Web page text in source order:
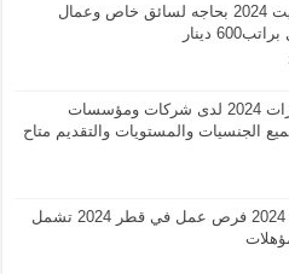
وظائف في الكويت 2024 بحاجه لسائق خاص وعمال
دينار
وظائف في الامارات 2024 لدى شركات ومؤسسات
الجنسيات والمستويات والتقديم متاح
وظائف في قطر 2024 فرص عمل في قطر 2024 تشمل